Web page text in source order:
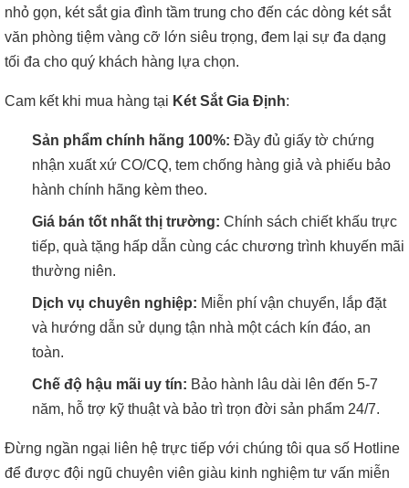
nhỏ gọn, két sắt gia đình tầm trung cho đến các dòng két sắt
văn phòng tiệm vàng cỡ lớn siêu trọng, đem lại sự đa dạng
tối đa cho quý khách hàng lựa chọn.
Cam kết khi mua hàng tại Két Sắt Gia Định:
Sản phẩm chính hãng 100%: Đầy đủ giấy tờ chứng
nhận xuất xứ CO/CQ, tem chống hàng giả và phiếu bảo
hành chính hãng kèm theo.
Giá bán tốt nhất thị trường: Chính sách chiết khấu trực
tiếp, quà tặng hấp dẫn cùng các chương trình khuyến mãi
thường niên.
Dịch vụ chuyên nghiệp: Miễn phí vận chuyển, lắp đặt
và hướng dẫn sử dụng tận nhà một cách kín đáo, an
toàn.
Chế độ hậu mãi uy tín: Bảo hành lâu dài lên đến 5-7
năm, hỗ trợ kỹ thuật và bảo trì trọn đời sản phẩm 24/7.
Đừng ngần ngại liên hệ trực tiếp với chúng tôi qua số Hotline
để được đội ngũ chuyên viên giàu kinh nghiệm tư vấn miễn